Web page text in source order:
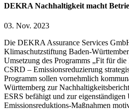
DEKRA Nachhaltigkeit macht
03. Nov. 2023
Die DEKRA Assurance Services
Klimaschutzstiftung Baden-
Umsetzung des Programms „Fit für
CSRD – Emissionsreduzierung
Programm sollen vornehmlich
Württemberg zur
ESRS befähigt und zur eigenständigen
Emissionsreduktions-Maßnahmen